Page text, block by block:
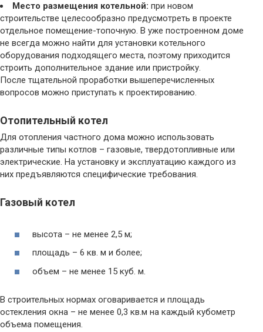
Место размещения котельной: при новом
строительстве целесообразно предусмотреть в проекте
отдельное помещение-топочную. В уже построенном доме
не всегда можно найти для установки котельного
оборудования подходящего места, поэтому приходится
строить дополнительное здание или пристройку.
После тщательной проработки вышеперечисленных
вопросов можно приступать к проектированию.
Отопительный котел
Для отопления частного дома можно использовать
различные типы котлов – газовые, твердотопливные или
электрические. На установку и эксплуатацию каждого из
них предъявляются специфические требования.
Газовый котел
высота – не менее 2,5 м;
площадь – 6 кв. м и более;
объем – не менее 15 куб. м.
В строительных нормах оговаривается и площадь
остекления окна – не менее 0,3 кв.м на каждый кубометр
объема помещения.